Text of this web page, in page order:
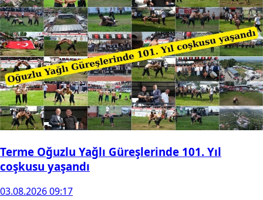
Terme Oğuzlu Yağlı Güreşlerinde 101. Yıl
coşkusu yaşandı
03.08.2026 09:17